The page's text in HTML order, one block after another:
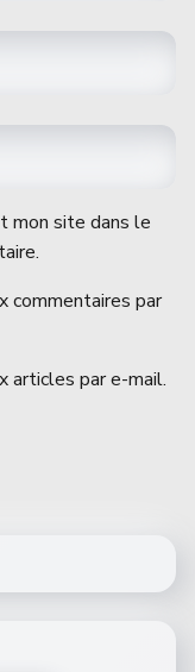
mon site dans le
commentaires par
articles par e-mail.